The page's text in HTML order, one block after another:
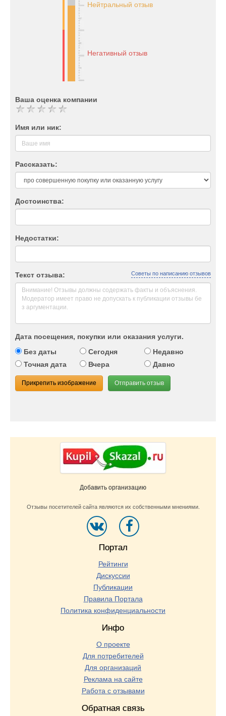
Нейтральный отзыв
Негативный отзыв
Ваша оценка компании
Имя или ник:
Рассказать:
Достоинства:
Недостатки:
Текст отзыва: Советы по написанию отзывов
Дата посещения, покупки или оказания услуги.
Без даты
Сегодня
Недавно
Точная дата
Вчера Давно
Прикрепить изображение Отправить отзыв
Добавить организацию
Отзывы посетителей сайта являются их собственными мнениями.
Портал
Рейтинги
Дискуссии
Публикации
Правила Портала
Политика конфиденциальности
Инфо
О проекте
Для потребителей
Для организаций
Реклама на сайте
Работа с отзывами
Обратная связь